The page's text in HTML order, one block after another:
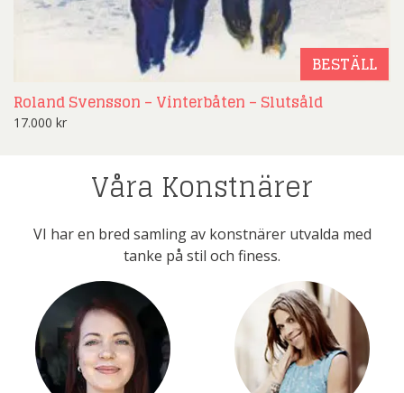
BESTÄLL
Roland Svensson – Vinterbåten – Slutsåld
17.000 kr
Våra Konstnärer
VI har en bred samling av konstnärer utvalda med
tanke på stil och finess.